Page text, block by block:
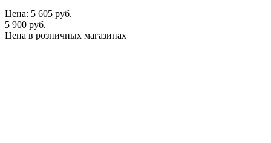
Цена: 5 605 руб.
5 900 руб.
Цена в розничных магазинах